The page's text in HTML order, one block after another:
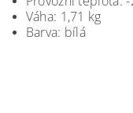
Váha: 1,71 kg
Barva: bílá